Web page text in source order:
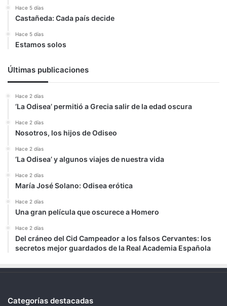
Hace 5 días
Castañeda: Cada país decide
Hace 5 días
Estamos solos
Últimas publicaciones
Hace 2 días
‘La Odisea’ permitió a Grecia salir de la edad oscura
Hace 2 días
Nosotros, los hijos de Odiseo
Hace 2 días
‘La Odisea’ y algunos viajes de nuestra vida
Hace 2 días
María José Solano: Odisea erótica
Hace 2 días
Una gran película que oscurece a Homero
Hace 2 días
Del cráneo del Cid Campeador a los falsos Cervantes: los
secretos mejor guardados de la Real Academia Española
Categorías destacadas